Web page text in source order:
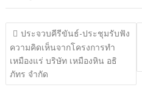
แนะแนว
เรื่อง
ประจวบคีรีขันธ์-ประชุมรับฟัง
ความคิดเห็นจากโครงการทำ
เหมืองแร่ บริษัท เหมืองหิน อธิ
ภัทร จำกัด